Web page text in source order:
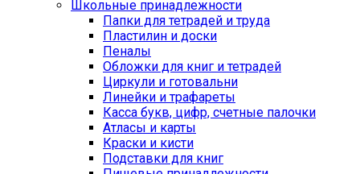
Школьные принадлежности
Папки для тетрадей и труда
Пластилин и доски
Пеналы
Обложки для книг и тетрадей
Циркули и готовальни
Линейки и трафареты
Касса букв, цифр, счетные палочки
Атласы и карты
Краски и кисти
Подставки для книг